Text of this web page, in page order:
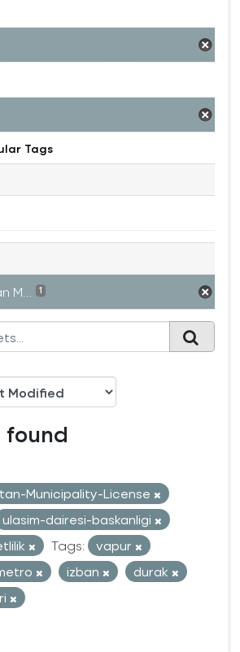
Tags
M... 1
Municipality-License
ulasim-dairesi-baskanligi
Tags:
vapur
izban
durak